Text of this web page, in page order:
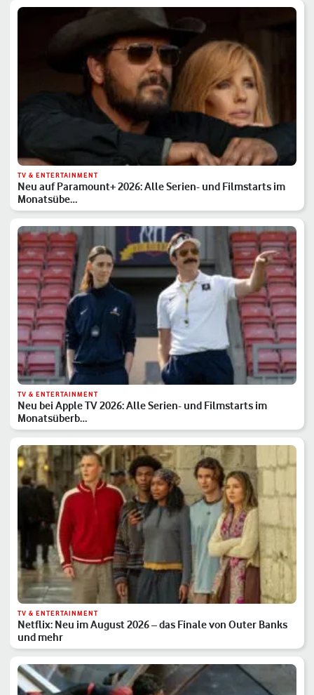
TV & ENTERTAINMENT
Neu auf Paramount+ 2026: Alle Serien- und Filmstarts im
Monatsübe…
TV & ENTERTAINMENT
Neu bei Apple TV 2026: Alle Serien- und Filmstarts im
Monatsüberb…
TV & ENTERTAINMENT
Netflix: Neu im August 2026 – das Finale von Outer Banks
und mehr